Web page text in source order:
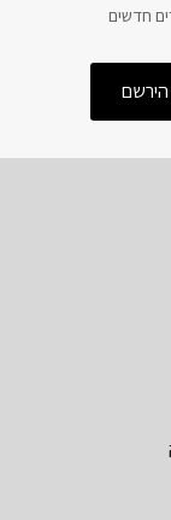
חדשים